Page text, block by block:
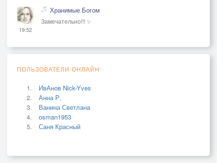
19:52
Хранимые Богом
Замечательно!!! ✨
ПОЛЬЗОВАТЕЛИ ОНЛАЙН
ИвАнов Nick-Yves
Анна Р.
Ванина Светлана
osman1953
Саня Красный